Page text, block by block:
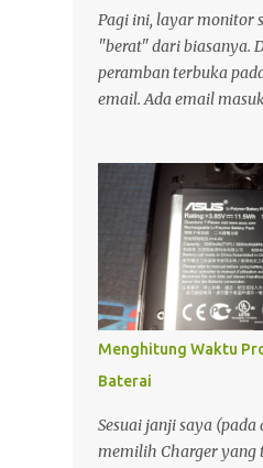
DVD. So, Komputer
menjadi bagian hidup
demikian, Komputer
dibawa kemana-
menggunakan UPS
Oleh Karena itulah
membutuhkan
penunjang
saya. Dengan adanya
bisa semakin prod...
Pagi ini, layar monitor
"berat" dari biasanya.
peramban terbuka
email. Ada email
kepemilikan yang
Bagi seorang
sekadar alamat
dan rumah bagi
bagikan. Moko dan
terlalu fokus, garis-
tercetak jelas.
tenang membuat
keyboard terdengar
memburu waktu. Di
pintu ruangan terbuka.
Menghitung Waktu
Baterai
Sesuai janji saya
memilih Charger yang